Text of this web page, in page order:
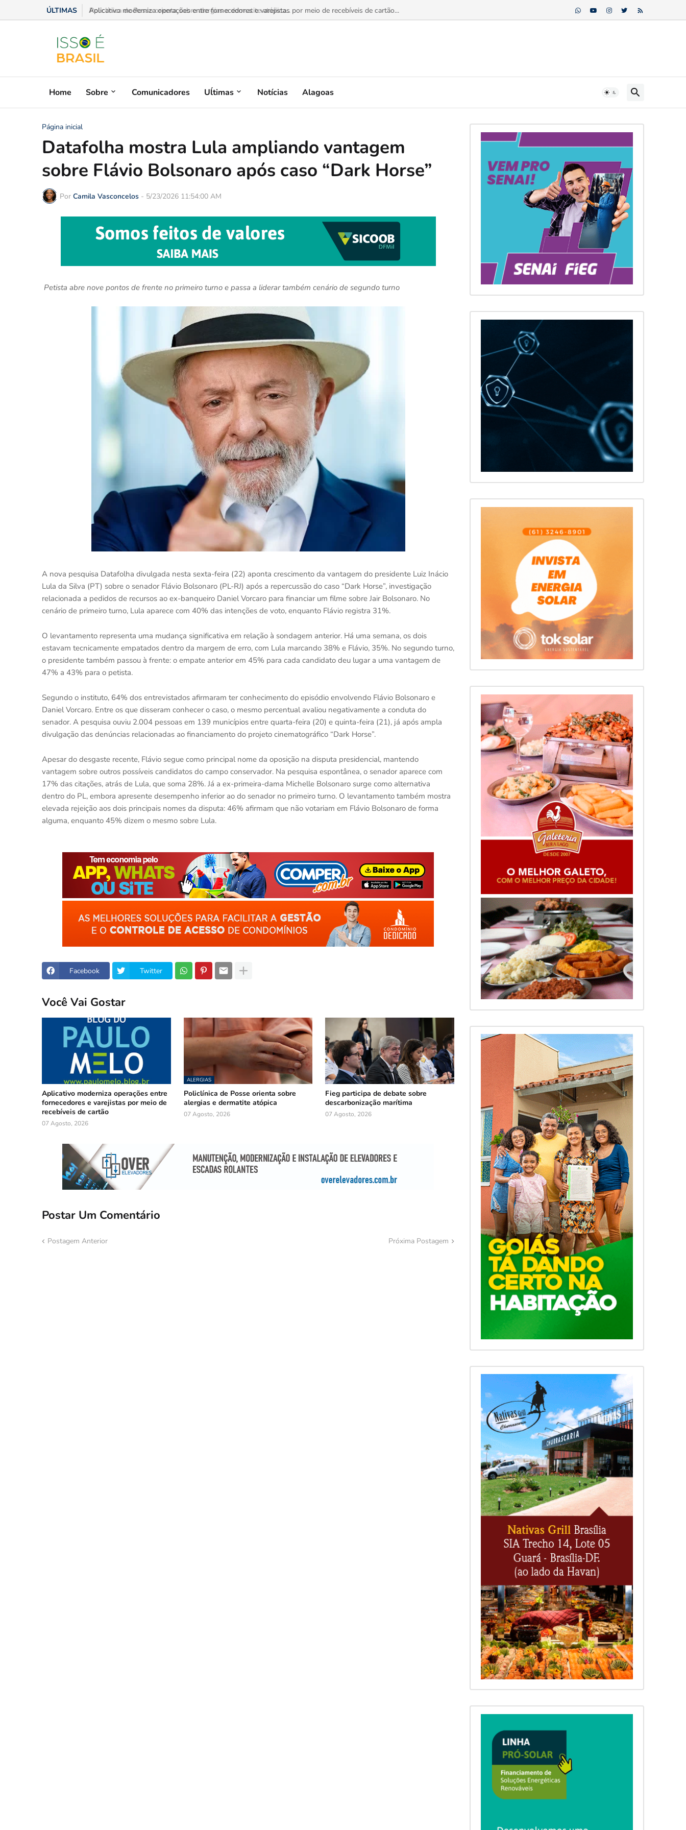
ÚLTIMAS Policlínica de Posse orienta sobre alergias e dermatite atópica...
Home Sobre Comunicadores Uĺtimas Notícias Alagoas
Página inicial
Datafolha mostra Lula ampliando vantagem
sobre Flávio Bolsonaro após caso “Dark Horse”
Por Camila Vasconcelos - 5/23/2026 11:54:00 AM
Petista abre nove pontos de frente no primeiro turno e passa a liderar também cenário de segundo turno
A nova pesquisa Datafolha divulgada nesta sexta-feira (22) aponta crescimento da vantagem do presidente Luiz Inácio
Lula da Silva (PT) sobre o senador Flávio Bolsonaro (PL-RJ) após a repercussão do caso “Dark Horse”, investigação
relacionada a pedidos de recursos ao ex-banqueiro Daniel Vorcaro para financiar um filme sobre Jair Bolsonaro. No
cenário de primeiro turno, Lula aparece com 40% das intenções de voto, enquanto Flávio registra 31%.
O levantamento representa uma mudança significativa em relação à sondagem anterior. Há uma semana, os dois
estavam tecnicamente empatados dentro da margem de erro, com Lula marcando 38% e Flávio, 35%. No segundo turno,
o presidente também passou à frente: o empate anterior em 45% para cada candidato deu lugar a uma vantagem de
47% a 43% para o petista.
Segundo o instituto, 64% dos entrevistados afirmaram ter conhecimento do episódio envolvendo Flávio Bolsonaro e
Daniel Vorcaro. Entre os que disseram conhecer o caso, o mesmo percentual avaliou negativamente a conduta do
senador. A pesquisa ouviu 2.004 pessoas em 139 municípios entre quarta-feira (20) e quinta-feira (21), já após ampla
divulgação das denúncias relacionadas ao financiamento do projeto cinematográfico “Dark Horse”.
Apesar do desgaste recente, Flávio segue como principal nome da oposição na disputa presidencial, mantendo
vantagem sobre outros possíveis candidatos do campo conservador. Na pesquisa espontânea, o senador aparece com
17% das citações, atrás de Lula, que soma 28%. Já a ex-primeira-dama Michelle Bolsonaro surge como alternativa
dentro do PL, embora apresente desempenho inferior ao do senador no primeiro turno. O levantamento também mostra
elevada rejeição aos dois principais nomes da disputa: 46% afirmam que não votariam em Flávio Bolsonaro de forma
alguma, enquanto 45% dizem o mesmo sobre Lula.
Facebook Twitter
Você Vai Gostar
Aplicativo moderniza operações entre
fornecedores e varejistas por meio de
recebíveis de cartão
07 Agosto, 2026
ALERGIAS
Policlínica de Posse orienta sobre
alergias e dermatite atópica
07 Agosto, 2026
Fieg participa de debate sobre
descarbonização marítima
07 Agosto, 2026
Postar Um Comentário
Postagem Anterior Próxima Postagem